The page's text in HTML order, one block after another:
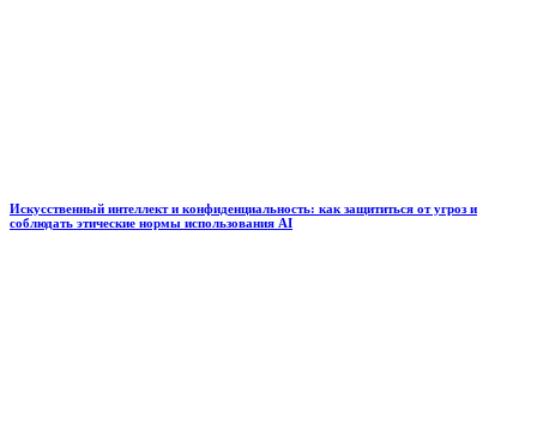
Искусственный интеллект и конфиденциальность: как защититься от угроз и
соблюдать этические нормы использования AI